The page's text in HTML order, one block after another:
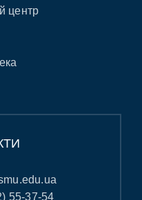
центр
55-37-54